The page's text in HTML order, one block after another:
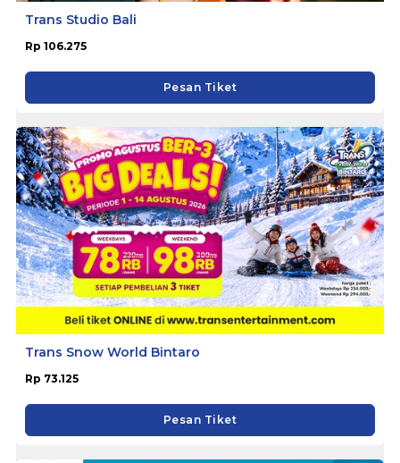
Trans Studio Bali
Rp 106.275
Pesan Tiket
Trans Snow World Bintaro
Rp 73.125
Pesan Tiket